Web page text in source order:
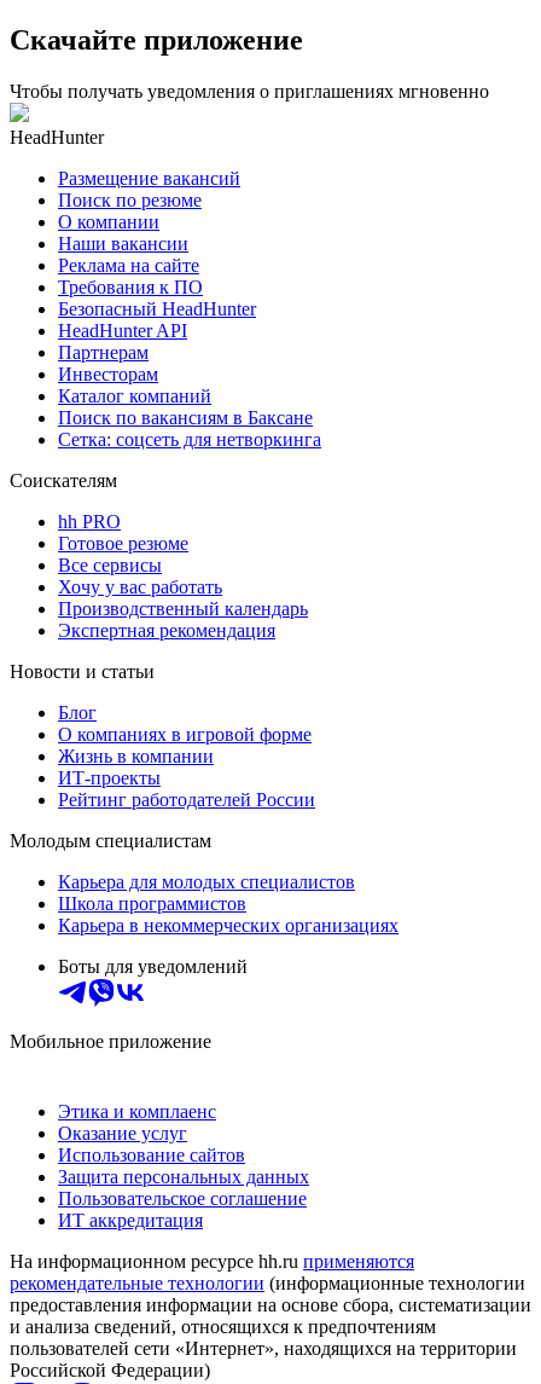
Скачайте приложение
Чтобы получать уведомления о приглашениях мгновенно
HeadHunter
Размещение вакансий
Поиск по резюме
О компании
Наши вакансии
Реклама на сайте
Требования к ПО
Безопасный HeadHunter
HeadHunter API
Партнерам
Инвесторам
Каталог компаний
Поиск по вакансиям в Баксане
Сетка: соцсеть для нетворкинга
Соискателям
hh PRO
Готовое резюме
Все сервисы
Хочу у вас работать
Производственный календарь
Экспертная рекомендация
Новости и статьи
Блог
О компаниях в игровой форме
Жизнь в компании
ИТ-проекты
Рейтинг работодателей России
Молодым специалистам
Карьера для молодых специалистов
Школа программистов
Карьера в некоммерческих организациях
Боты для уведомлений
Мобильное приложение
Этика и комплаенс
Оказание услуг
Использование сайтов
Защита персональных данных
Пользовательское соглашение
ИТ аккредитация
На информационном ресурсе hh.ru применяются
рекомендательные технологии (информационные технологии
предоставления информации на основе сбора, систематизации
и анализа сведений, относящихся к предпочтениям
пользователей сети «Интернет», находящихся на территории
Российской Федерации)